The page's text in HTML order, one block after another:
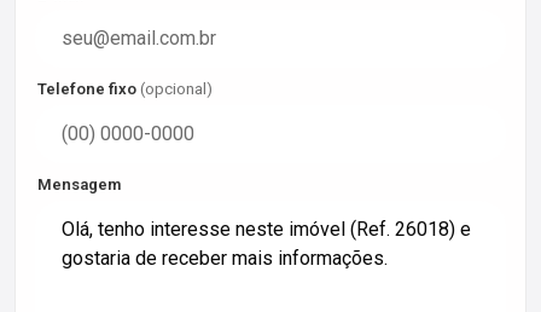
Telefone fixo (opcional)
Mensagem